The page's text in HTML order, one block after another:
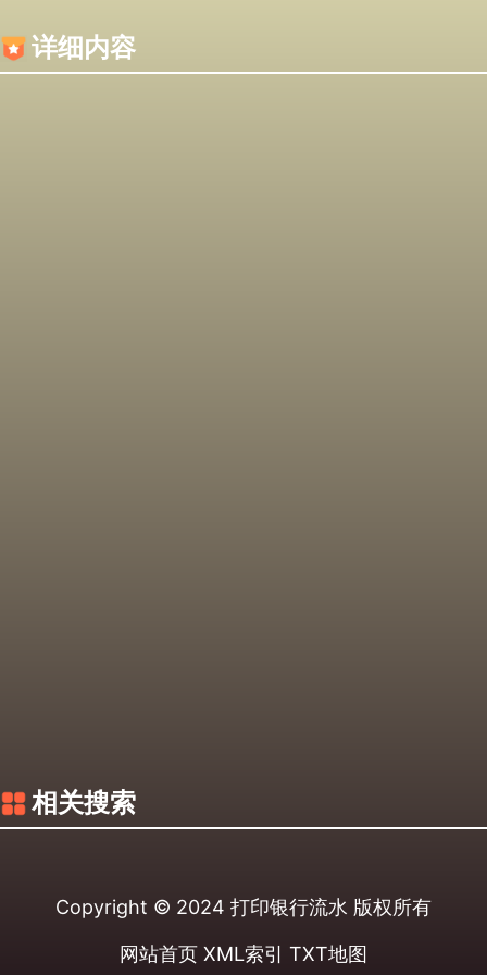
详细内容
相关搜索
Copyright © 2024 打印银行流水 版权所有
网站首页 XML索引 TXT地图